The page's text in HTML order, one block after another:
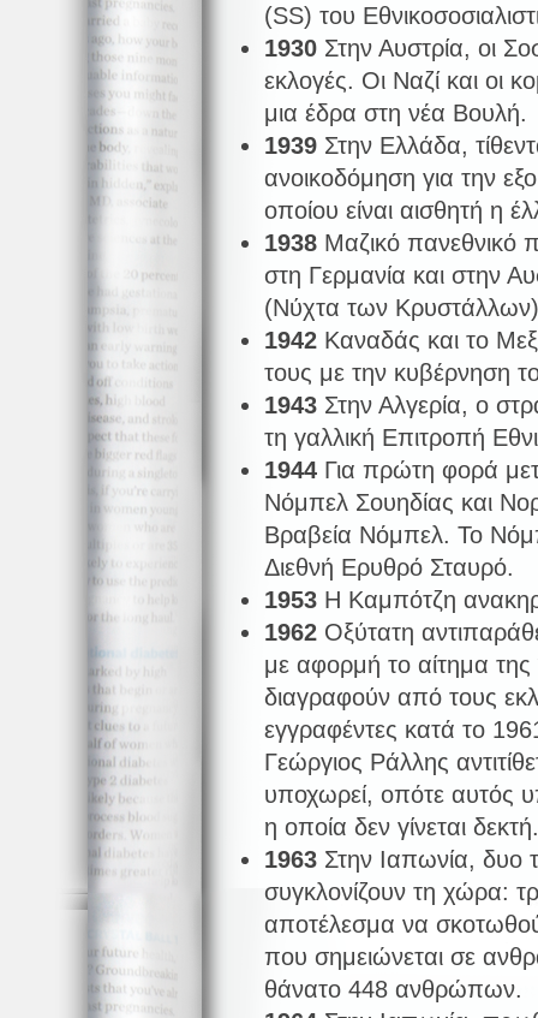
(SS) του
1930 Στην Αυστρία, οι
εκλογές. Οι Ναζί και οι
μια έδρα στη νέα Βουλή.
1939 Στην Ελλάδα,
ανοικοδόμηση για την
οποίου είναι αισθητή η
1938 Μαζικό πανεθνικό
στη Γερμανία και στην
(Νύχτα των Κρυστάλλων)
1942 Καναδάς και το
τους με την κυβέρνηση
1943 Στην Αλγερία, ο
τη γαλλική Επιτροπή
1944 Για πρώτη φορά
Νόμπελ Σουηδίας και
Βραβεία Νόμπελ. Το
Διεθνή Ερυθρό Σταυρό.
1953 Η Καμπότζη
1962 Οξύτατη
με αφορμή το αίτημα
διαγραφούν από τους
εγγραφέντες κατά το
Γεώργιος Ράλλης
υποχωρεί, οπότε αυτός
η οποία δεν γίνεται δεκτή.
1963 Στην Ιαπωνία, δυο
συγκλονίζουν τη χώρα:
αποτέλεσμα να
που σημειώνεται σε
θάνατο 448 ανθρώπων.